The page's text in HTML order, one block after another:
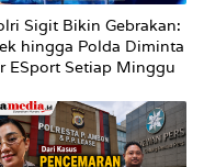
Sigit Bikin Gebrakan:
hingga Polda Diminta
ESport Setiap Minggu